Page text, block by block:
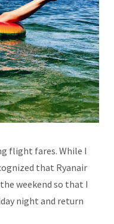
flight fares. While I
that Ryanair
weekend so that I
night and return